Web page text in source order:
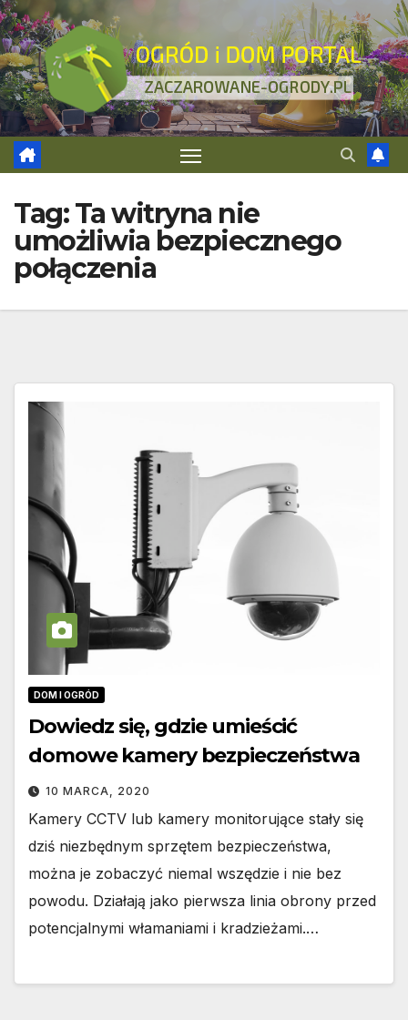
Skip
to
content
Tag:Ta witryna nie
umożliwia bezpiecznego
połączenia
DOM I OGRÓD
Dowiedz się, gdzie umieścić
domowe kamery bezpieczeństwa
10 MARCA, 2020
Kamery CCTV lub kamery monitorujące stały się
dziś niezbędnym sprzętem bezpieczeństwa,
można je zobaczyć niemal wszędzie i nie bez
powodu. Działają jako pierwsza linia obrony przed
potencjalnymi włamaniami i kradzieżami.…